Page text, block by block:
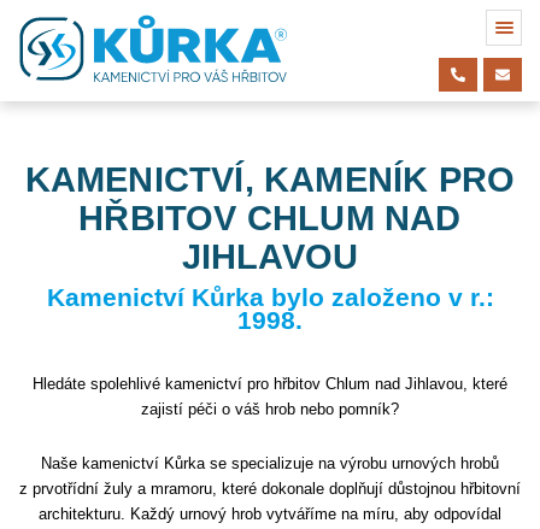
KAMENICTVÍ, KAMENÍK PRO
HŘBITOV CHLUM NAD
JIHLAVOU
Kamenictví Kůrka bylo založeno v r.:
1998.
Hledáte spolehlivé kamenictví pro hřbitov Chlum nad Jihlavou, které
zajistí péči o váš hrob nebo pomník?
Naše kamenictví Kůrka se specializuje na výrobu urnových hrobů
z prvotřídní žuly a mramoru, které dokonale doplňují důstojnou hřbitovní
architekturu. Každý urnový hrob vytváříme na míru, aby odpovídal